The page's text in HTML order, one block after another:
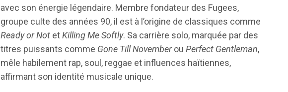
avec son énergie légendaire. Membre fondateur des Fugees,
groupe culte des années 90, il est à l’origine de classiques comme
Ready or NotetKilling Me Softly. Sa carrière solo, marquée par des
titres puissants comme Gone Till Novemberou Perfect Gentleman,
mêle habilement rap, soul, reggae et influences haïtiennes,
affirmant son identité musicale unique.